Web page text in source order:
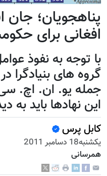
جان
برای
توجه به نفوذ
های بنیادگرا در
یو. ان. اچ. سی.
نهادها باید به
پرس
دسامبر 2011